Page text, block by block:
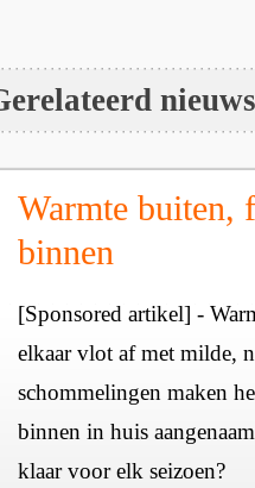
nieuws
Warmte buiten,
binnen
[Sponsored artikel] -
elkaar vlot af met milde,
schommelingen maken
binnen in huis
klaar voor elk seizoen?